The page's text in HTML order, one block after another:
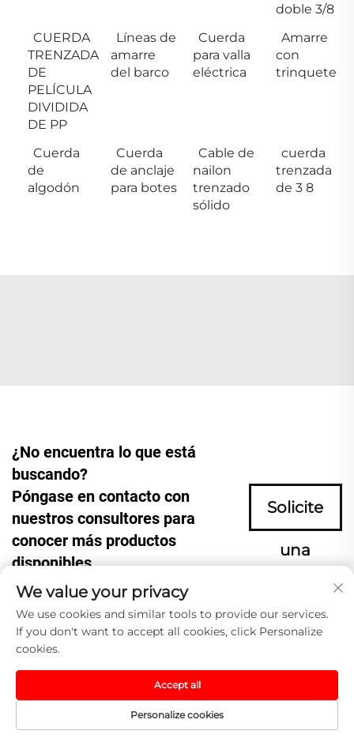
doble 3/8
CUERDA
TRENZADA
DE
PELÍCULA
DIVIDIDA
DE PP
Líneas de
amarre
del barco
Cuerda
para valla
eléctrica
Amarre
con
trinquete
Cuerda
de
algodón
Cuerda
de anclaje
para botes
Cable de
nailon
trenzado
sólido
cuerda
trenzada
de 3 8
¿No encuentra lo que está
buscando?
Póngase en contacto con
nuestros consultores para
conocer más productos
disponibles.
Solicite
una
cotización
ahora
Página De
Producto Qué CONTACTO
We value your privacy
We use cookies and similar tools to provide our services.
If you don't want to accept all cookies, click Personalize
cookies.
Personalize cookies
Accept all